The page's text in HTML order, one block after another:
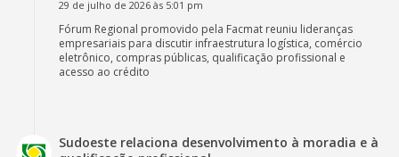
29 de julho de 2026 às 5:01 pm
Fórum Regional promovido pela Facmat reuniu lideranças
empresariais para discutir infraestrutura logística, comércio
eletrônico, compras públicas, qualificação profissional e
acesso ao crédito
Sudoeste relaciona desenvolvimento à moradia e à